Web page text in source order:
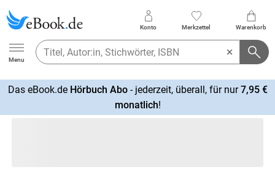
Ebook.de
Menu
Konto Merkzettel Warenkorb
Das eBook.de Hörbuch Abo- jederzeit, überall, für nur7,95 €
monatlich!